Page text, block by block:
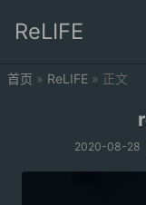
ReLIFE
首页 » ReLIFE » 正文
2020-08-28